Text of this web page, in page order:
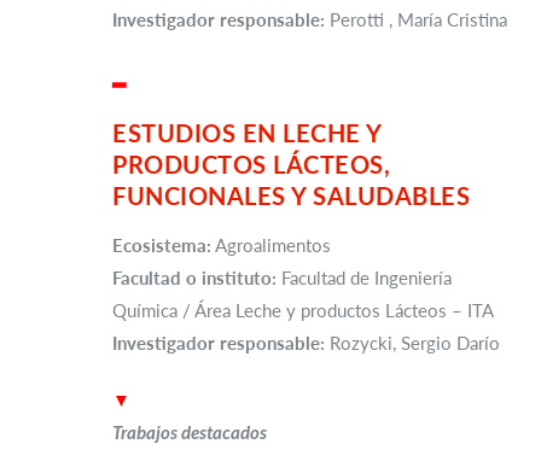
Investigador responsable: Perotti , María Cristina
ESTUDIOS EN LECHE Y
PRODUCTOS LÁCTEOS,
FUNCIONALES Y SALUDABLES
Ecosistema: Agroalimentos
Facultad o instituto: Facultad de Ingeniería
Química / Área Leche y productos Lácteos – ITA
Investigador responsable: Rozycki, Sergio Darío
▼
Trabajos destacados